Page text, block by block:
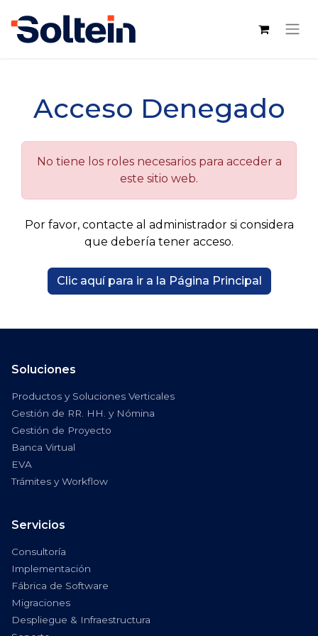
Acceso Denegado
No tiene los roles necesarios para acceder a
este sitio web.
Por favor, contacte al administrador si considera
que debería tener acceso.
Clic aquí para ir a la Página Principal
Soluciones
Productos y Soluciones Verticales
Gestión de RR. HH. y Nómina
Gestión de Proyecto
Banca Virtual
EVA
Trámites y Workflow
Servicios
Consultoría
Implementación
Fábrica de Software
Migraciones
Despliegue & Infraestructura